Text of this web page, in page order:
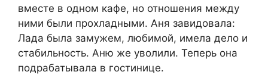
вместе в одном кафе, но отношения между
ними были прохладными. Аня завидовала:
Лада была замужем, любимой, имела дело и
стабильность. Аню же уволили. Теперь она
подрабатывала в гостинице.